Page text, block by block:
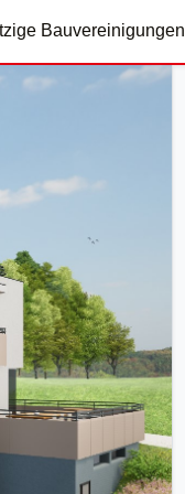
Bauvereinigungen